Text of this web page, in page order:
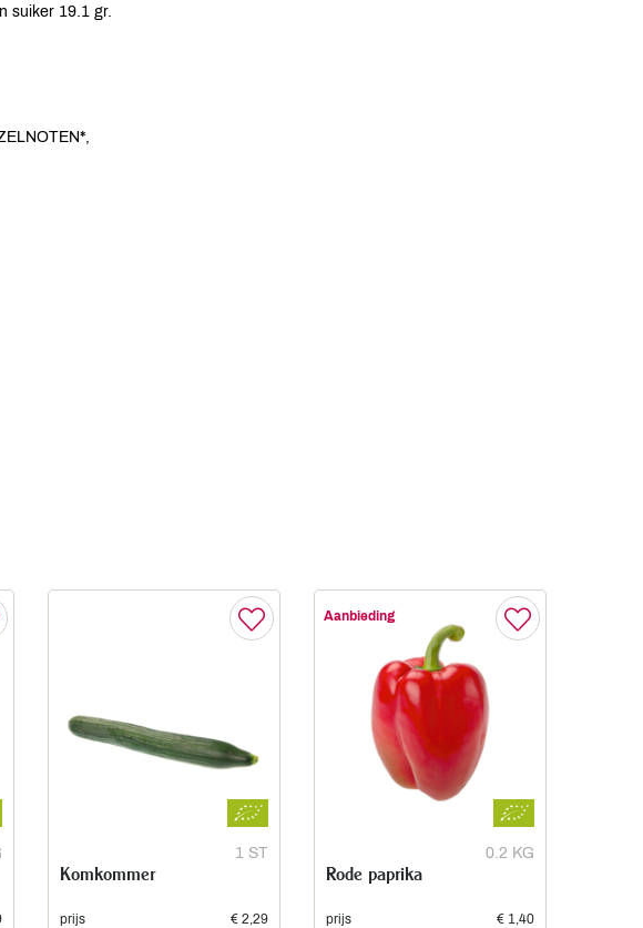
suiker 19.1 gr.
1 ST
Komkommer
prijs
€ 2,29
Aanbieding
0.2 KG
Rode paprika
prijs
€ 1,40